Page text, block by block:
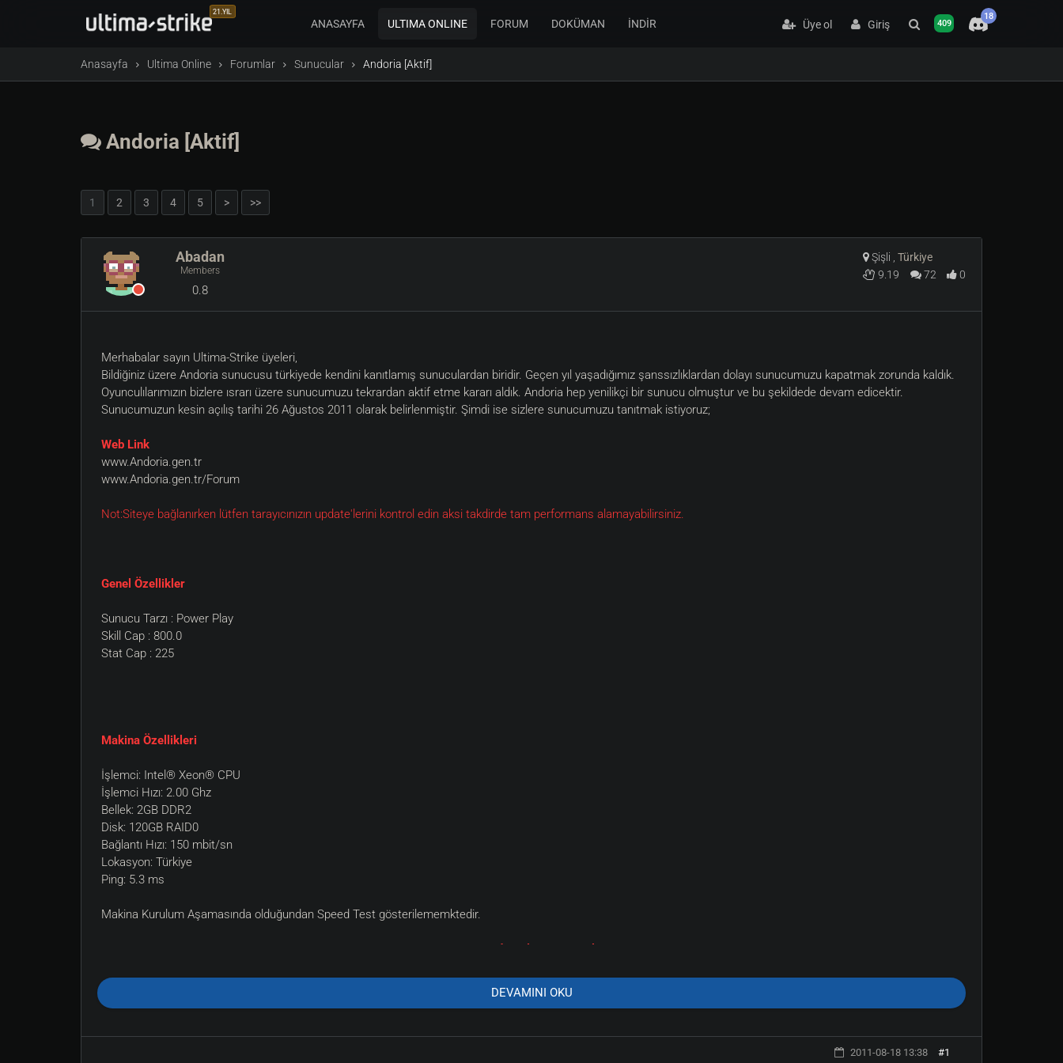
21.YIL
ANASAYFA ULTIMA ONLINE FORUM DOKÜMAN İNDİR Üye ol Giriş 409
18
Anasayfa Ultima Online Forumlar Sunucular Andoria [Aktif]
Andoria [Aktif]
1 2 3 4 5 > >>
Abadan
Members
0.8
Şişli , Türkiye
9.19
72 0
Merhabalar sayın Ultima-Strike üyeleri,
Bildiğiniz üzere Andoria sunucusu türkiyede kendini kanıtlamış sunuculardan biridir. Geçen yıl yaşadığımız şanssızlıklardan dolayı sunucumuzu kapatmak zorunda kaldık.
Oyunculılarımızın bizlere ısrarı üzere sunucumuzu tekrardan aktif etme kararı aldık. Andoria hep yenilikçi bir sunucu olmuştur ve bu şekildede devam edicektir.
Sunucumuzun kesin açılış tarihi 26 Ağustos 2011 olarak belirlenmiştir. Şimdi ise sizlere sunucumuzu tanıtmak istiyoruz;
Web Link
www.Andoria.gen.tr
www.Andoria.gen.tr/Forum
Not:Siteye bağlanırken lütfen tarayıcınızın update'lerini kontrol edin aksi takdirde tam performans alamayabilirsiniz.
Genel Özellikler
Sunucu Tarzı : Power Play
Skill Cap : 800.0
Stat Cap : 225
Makina Özellikleri
İşlemci: Intel® Xeon® CPU
İşlemci Hızı: 2.00 Ghz
Bellek: 2GB DDR2
Disk: 120GB RAID0
Bağlantı Hızı: 150 mbit/sn
Lokasyon: Türkiye
Ping: 5.3 ms
Makina Kurulum Aşamasında olduğundan Speed Test gösterilememktedir.
Sunucuda Bulunan Bonuslar
Bleeding
Swordsmanship yeteneginizin 98 den büyük olmasi taktirde elinize aldiginiz katana. Bleed yani yara açma sisteminiz otomatik olarak aktif olur.
DEVAMINI OKU
2011-08-18 13:38 #1